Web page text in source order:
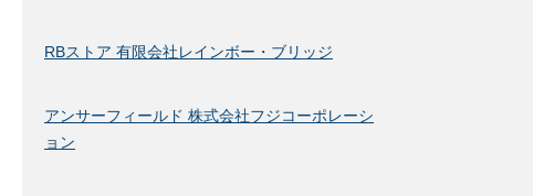
RBストア 有限会社レインボー・ブリッジ
アンサーフィールド 株式会社フジコーポレーシ
ョン